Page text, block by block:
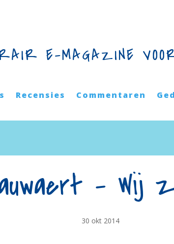
E-MAGAZINE
Recensies Commentaren
– Wij
30 okt 2014